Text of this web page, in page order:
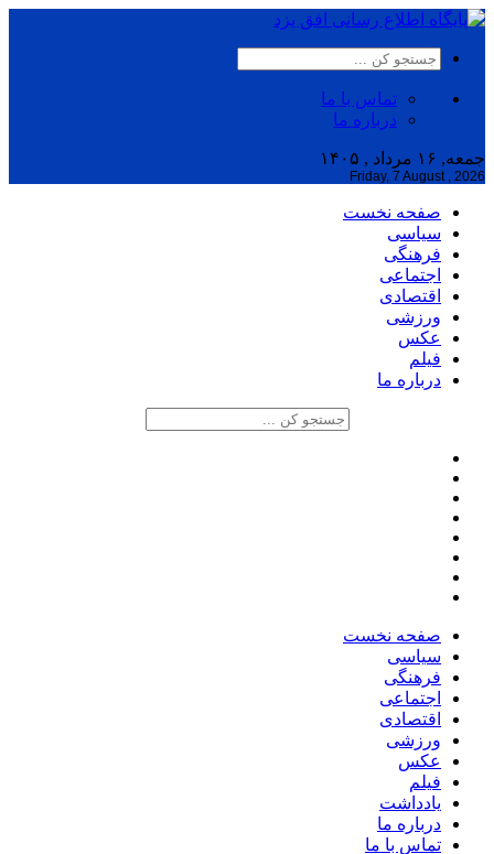
تماس با ما
درباره ما
جمعه, ۱۶ مرداد , ۱۴۰۵
Friday, 7 August , 2026
صفحه نخست
سیاسی
فرهنگی
اجتماعی
اقتصادی
ورزشی
عکس
فیلم
درباره ما
صفحه نخست
سیاسی
فرهنگی
اجتماعی
اقتصادی
ورزشی
عکس
فیلم
یادداشت
درباره ما
تماس با ما